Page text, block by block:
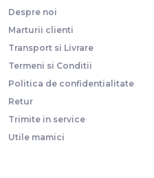
Despre noi
Marturii clienti
Transport si Livrare
Termeni si Conditii
Politica de confidentialitate
Retur
Trimite in service
Utile mamici